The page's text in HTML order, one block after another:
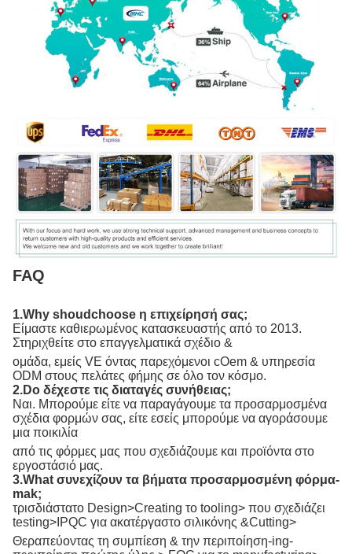
FAQ
1.Why shoudchoose η επιχείρησή σας;
Είμαστε καθιερωμένος κατασκευαστής από το 2013.
Στηριχθείτε στο επαγγελματικά σχέδιο &
ομάδα, εμείς VE όντας παρεχόμενοι cOem & υπηρεσία
ODM στους πελάτες φήμης σε όλο τον κόσμο.
2.Do δέχεστε τις διαταγές συνήθειας;
Ναι. Μπορούμε είτε να παραγάγουμε τα προσαρμοσμένα
σχέδια φορμών σας, είτε εσείς μπορούμε να αγοράσουμε
μια ποικιλία
από τις φόρμες μας που σχεδιάζουμε και προϊόντα στο
εργοστάσιό μας.
3.What συνεχίζουν τα βήματα προσαρμοσμένη φόρμα-
mak;
τρισδιάστατο Design>Creating το tooling> που σχεδιάζει
testing>IPQC για ακατέργαστο σιλικόνης &Cutting>
Θεραπεύοντας τη συμπίεση & την περιποίηση-ing-